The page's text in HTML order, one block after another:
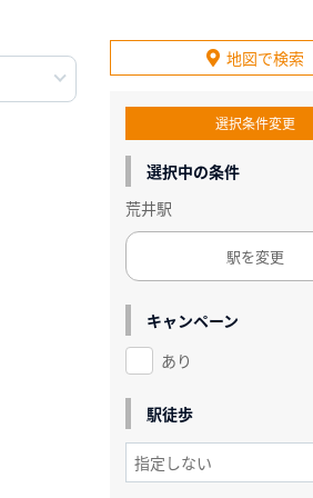
地図で検索
選択条件変更
選択中の条件
荒井駅
駅を変更
キャンペーン
あり
駅徒歩